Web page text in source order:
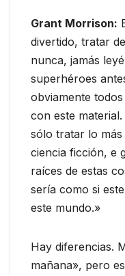
Grant Morrison:
divertido, tratar
nunca, jamás
superhéroes
obviamente
con este
sólo tratar lo
ciencia ficción, e
raíces de estas
sería como si
este mundo.»
Hay diferencias.
mañana», pero